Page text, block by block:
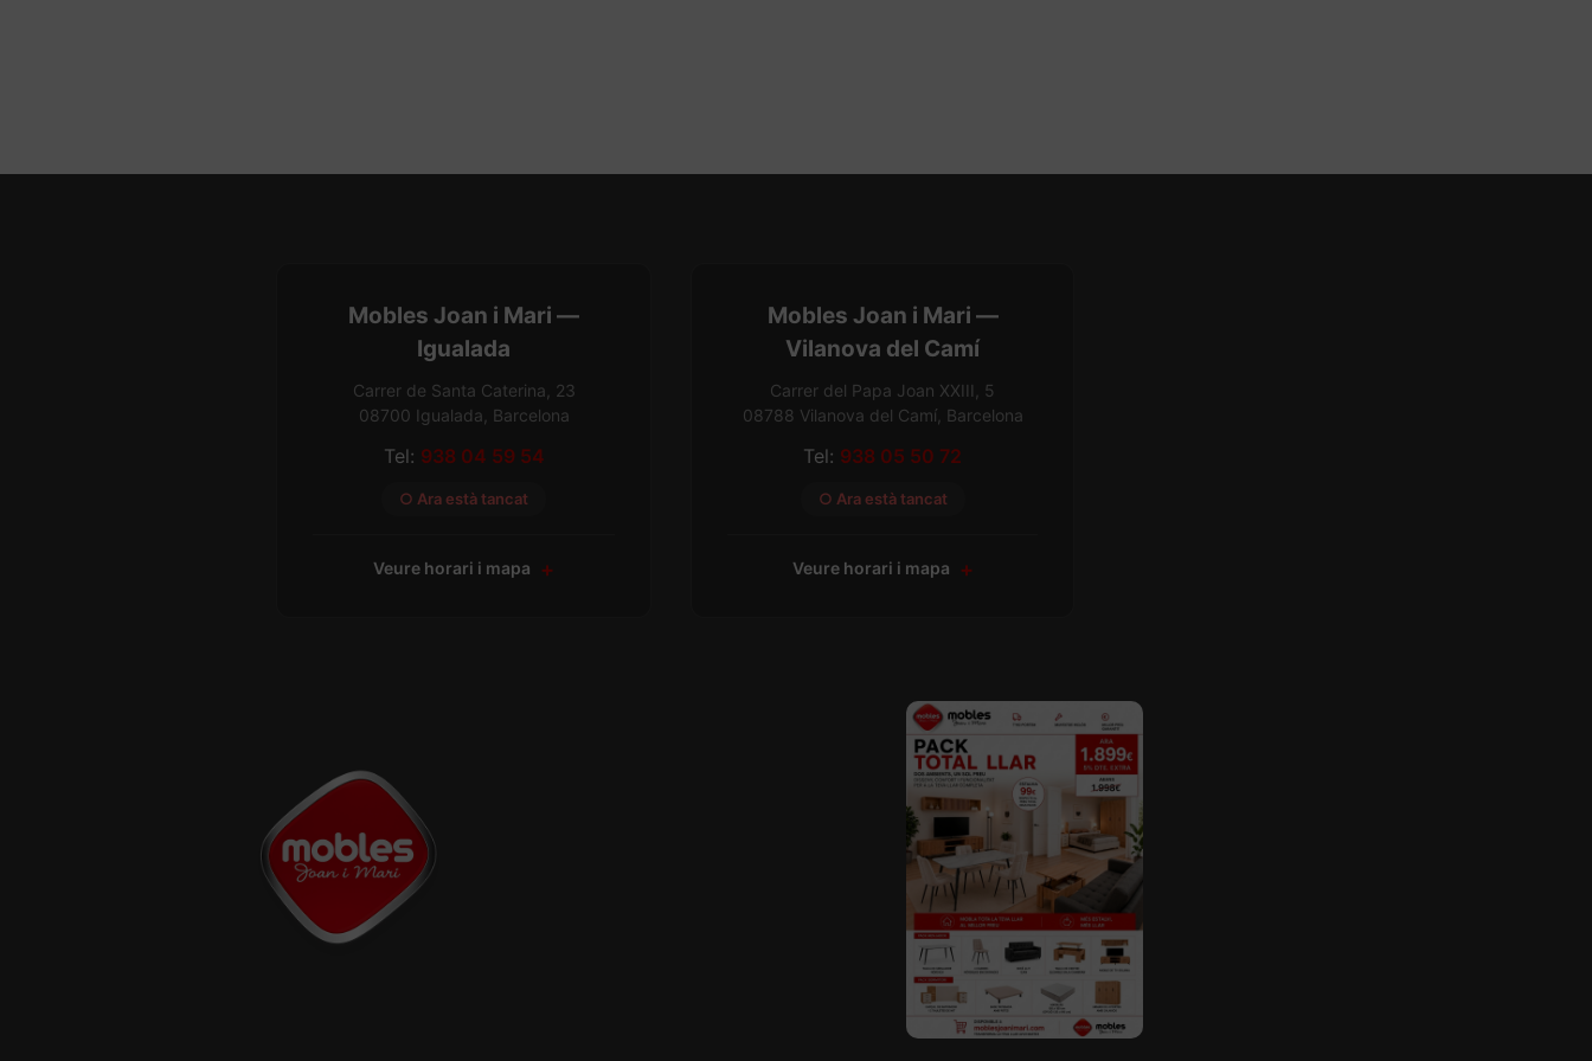
Mobles Joan i Mari —
Igualada
Carrer de Santa Caterina, 23
08700 Igualada, Barcelona
Tel: 938 04 59 54
○ Ara està tancat
Veure horari i mapa
Mobles Joan i Mari —
Vilanova del Camí
Carrer del Papa Joan XXIII, 5
08788 Vilanova del Camí, Barcelona
Tel: 938 05 50 72
○ Ara està tancat
Veure horari i mapa